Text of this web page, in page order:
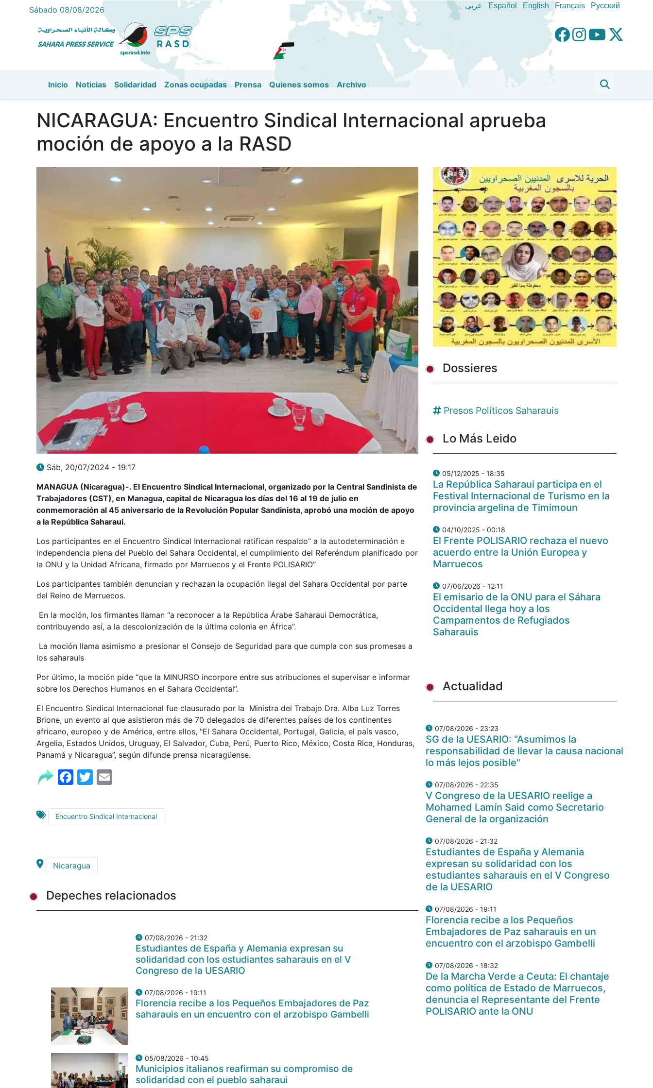
Pasar
al
contenido
Sábado 08/08/2026 عربي Español English Français Pусский
Inicio Noticias Solidaridad Zonas ocupadas Prensa Quienes somos Archivo
NICARAGUA: Encuentro Sindical Internacional aprueba
moción de apoyo a la RASD
Sáb, 20/07/2024 - 19:17
MANAGUA (Nicaragua)-. El Encuentro Sindical Internacional, organizado por la Central Sandinista de
Trabajadores (CST), en Managua, capital de Nicaragua los días del 16 al 19 de julio en
conmemoración al 45 aniversario de la Revolución Popular Sandinista, aprobó una moción de apoyo
a la República Saharaui.
Los participantes en el Encuentro Sindical Internacional ratifican respaldo” a la autodeterminación e
independencia plena del Pueblo del Sahara Occidental, el cumplimiento del Referéndum planificado por
la ONU y la Unidad Africana, firmado por Marruecos y el Frente POLISARIO”
Los participantes también denuncian y rechazan la ocupación ilegal del Sahara Occidental por parte
del Reino de Marruecos.
En la moción, los firmantes llaman “a reconocer a la República Árabe Saharaui Democrática,
contribuyendo así, a la descolonización de la última colonia en África”.
La moción llama asimismo a presionar el Consejo de Seguridad para que cumpla con sus promesas a
los saharauis
Por último, la moción pide “que la MINURSO incorpore entre sus atribuciones el supervisar e informar
sobre los Derechos Humanos en el Sahara Occidental”.
El Encuentro Sindical Internacional fue clausurado por la Ministra del Trabajo Dra. Alba Luz Torres
Brione, un evento al que asistieron más de 70 delegados de diferentes países de los continentes
africano, europeo y de América, entre ellos, "El Sahara Occidental, Portugal, Galicia, el país vasco,
Argelia, Estados Unidos, Uruguay, El Salvador, Cuba, Perú, Puerto Rico, México, Costa Rica, Honduras,
Panamá y Nicaragua”, según difunde prensa nicaragüense.
Facebook
Twitter
Encuentro Sindical Internacional
Nicaragua
Depeches relacionados
07/08/2026 - 21:32
Estudiantes de España y Alemania expresan su
solidaridad con los estudiantes saharauis en el V
Congreso de la UESARIO
07/08/2026 - 19:11
Florencia recibe a los Pequeños Embajadores de Paz
saharauis en un encuentro con el arzobispo Gambelli
05/08/2026 - 10:45
Municipios italianos reafirman su compromiso de
solidaridad con el pueblo saharaui
Dossieres
Presos Políticos Saharauis
Lo Más Leido
05/12/2025 - 18:35
La República Saharaui participa en el
Festival Internacional de Turismo en la
provincia argelina de Timimoun
04/10/2025 - 00:18
El Frente POLISARIO rechaza el nuevo
acuerdo entre la Unión Europea y
Marruecos
07/06/2026 - 12:11
El emisario de la ONU para el Sáhara
Occidental llega hoy a los
Campamentos de Refugiados
Saharauis
Actualidad
07/08/2026 - 23:23
SG de la UESARIO: "Asumimos la
responsabilidad de llevar la causa nacional
lo más lejos posible"
07/08/2026 - 22:35
V Congreso de la UESARIO reelige a
Mohamed Lamín Said como Secretario
General de la organización
07/08/2026 - 21:32
Estudiantes de España y Alemania
expresan su solidaridad con los
estudiantes saharauis en el V Congreso
de la UESARIO
07/08/2026 - 19:11
Florencia recibe a los Pequeños
Embajadores de Paz saharauis en un
encuentro con el arzobispo Gambelli
07/08/2026 - 18:32
De la Marcha Verde a Ceuta: El chantaje
como política de Estado de Marruecos,
denuncia el Representante del Frente
POLISARIO ante la ONU